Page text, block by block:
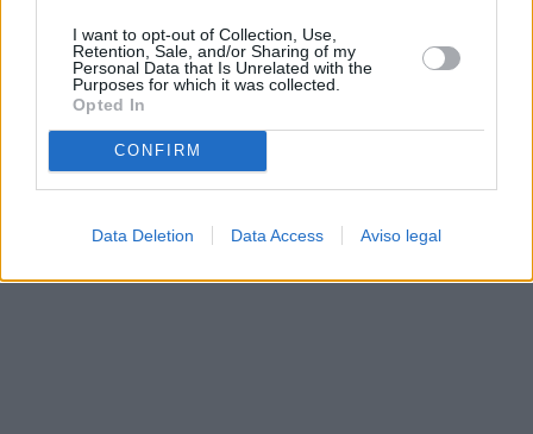
I want to opt-out of Collection, Use,
Retention, Sale, and/or Sharing of my
Personal Data that Is Unrelated with the
Purposes for which it was collected.
Opted In
CONFIRM
Data Deletion Data Access Aviso legal